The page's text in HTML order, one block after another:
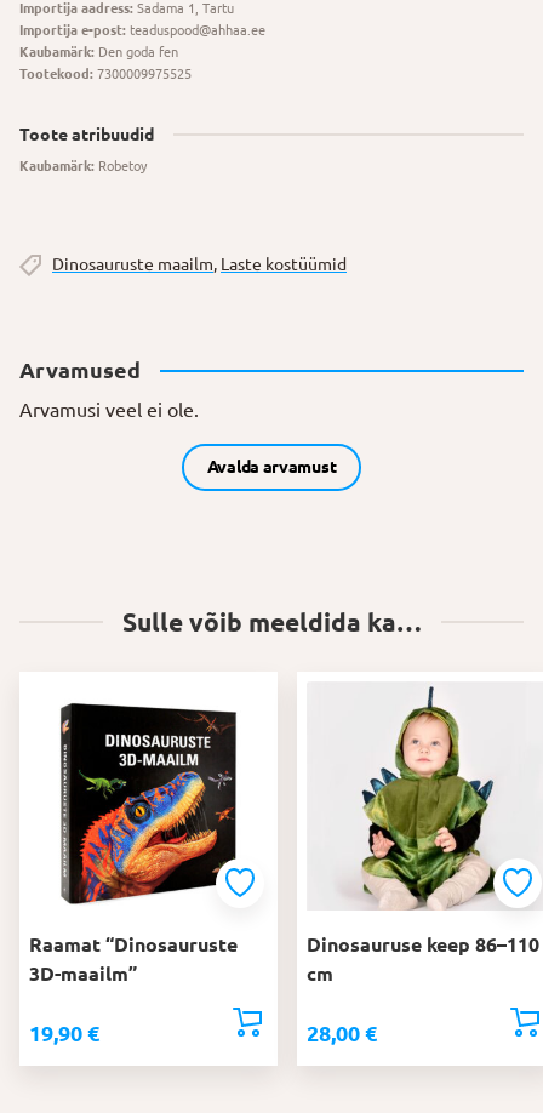
Importija aadress: Sadama 1, Tartu
Importija e-post: teaduspood@ahhaa.ee
Kaubamärk: Den goda fen
Tootekood: 7300009975525
Toote atribuudid
Kaubamärk: Robetoy
Dinosauruste maailm, Laste kostüümid
Arvamused
Arvamusi veel ei ole.
Avalda arvamust
Sulle võib meeldida ka…
Raamat “Dinosauruste
3D-maailm”
19,90 €
Dinosauruse keep 86–110
cm
28,00 €